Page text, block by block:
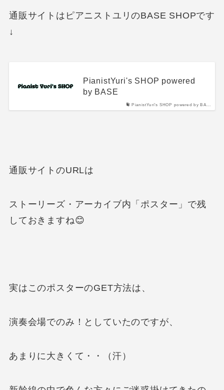
通販サイトはピアニストユリのBASE SHOPです
↓
PianistYuri's SHOP powered by BA...
PianistYuri's SHOP powered
by BASE
通販サイトのURLは
ストーリーズ・アーカイブ内「ポスター」で残
しておきますね😊
実はこのポスターのGET方法は、
演奏会場でのみ！としていたのですが、
あまりに大きくて・・（汗）